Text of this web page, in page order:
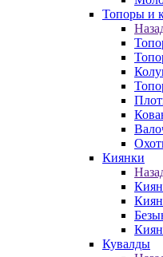
Топоры и
Киянки
Кувалды